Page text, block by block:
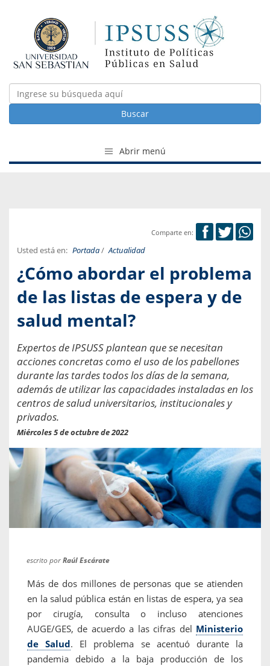
Buscar
Abrir menú
Comparte en:
Usted está en: Portada/ Actualidad
¿Cómo abordar el problema
de las listas de espera y de
salud mental?
Expertos de IPSUSS plantean que se necesitan
acciones concretas como el uso de los pabellones
durante las tardes todos los días de la semana,
además de utilizar las capacidades instaladas en los
centros de salud universitarios, institucionales y
privados.
Miércoles 5 de octubre de 2022
escrito porRaúl Escárate
Más de dos millones de personas que se atienden
en la salud pública están en listas de espera, ya sea
por cirugía, consulta o incluso atenciones
AUGE/GES, de acuerdo a las cifras del Ministerio
de Salud. El problema se acentuó durante la
pandemia debido a la baja producción de los